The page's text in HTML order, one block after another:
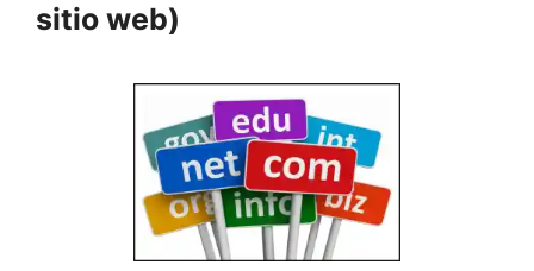
sitio web)